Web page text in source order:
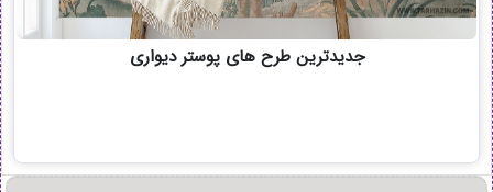
جدیدترین طرح های پوستر دیواری